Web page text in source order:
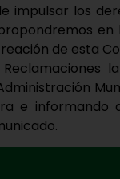
impulsar los
de esta
e informando